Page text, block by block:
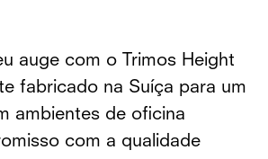
auge com o Trimos Height
fabricado na Suíça para um
ambientes de oficina
com a qualidade